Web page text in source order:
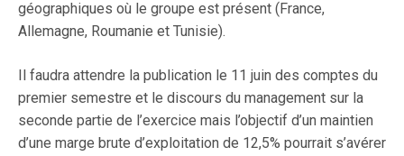
géographiques où le groupe est présent (France,
Allemagne, Roumanie et Tunisie).
Il faudra attendre la publication le 11 juin des comptes du
premier semestre et le discours du management sur la
seconde partie de l’exercice mais l’objectif d’un maintien
d’une marge brute d’exploitation de 12,5% pourrait s’avérer